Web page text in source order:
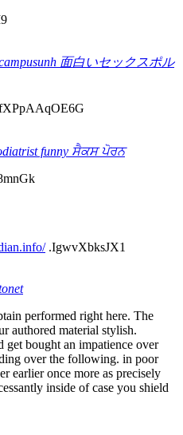
面白いセックスポル
funny ਸੈਕਸ ਪੋਰਨ
.IgwvXbksJX1
performed right here. The
authored material stylish.
get bought an impatience over
over the following. in poor
earlier once more as precisely
inside of case you shield